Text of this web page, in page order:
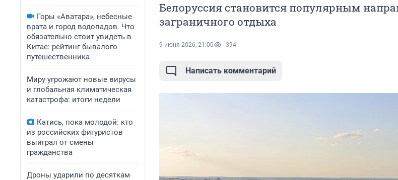
Горы «Аватара», небесные
врата и город водопадов. Что
обязательно стоит увидеть в
Китае: рейтинг бывалого
путешественника
Миру угрожают новые вирусы
и глобальная климатическая
катастрофа: итоги недели
Катись, пока молодой: кто
из российских фигуристов
выиграл от смены
гражданства
Дроны ударили по десяткам
Белоруссия становится популярным
заграничного отдыха
9 июня 2026, 21:00 394
Написать комментарий